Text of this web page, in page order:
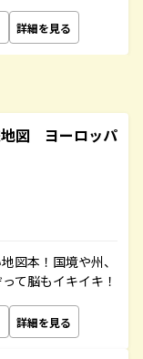
詳細を見る
図 ヨーロッパ
図本！国境や州、
て脳もイキイキ！
詳細を見る